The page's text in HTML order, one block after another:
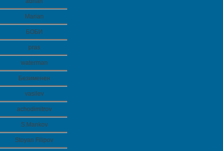
Marian
БОБИ
pras
waterman
Безименен
vasilev
achodimitrov
S.Mankov
Stoyan Filipov